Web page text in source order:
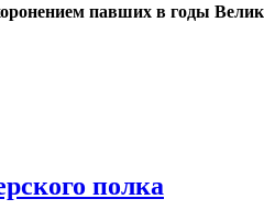
павших в годы
полка